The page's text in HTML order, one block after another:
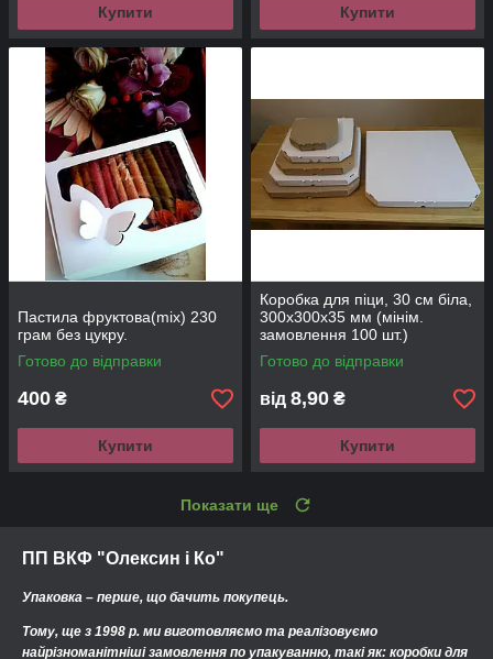
Купити Купити
Пастила фруктова(mіх) 230
грам без цукру.
Готово до відправки
400 ₴
Купити
Коробка для піци, 30 см біла,
300х300х35 мм (мінім.
замовлення 100 шт.)
Відправка після погодження з
клієнтом
Готово до відправки
від 8,90 ₴
Купити
Показати ще
ПП ВКФ "Олексин і Ко"
Упаковка – перше, що бачить покупець.
Тому, ще з 1998 р. ми виготовляємо та реалізовуємо
найрізноманітніші замовлення по упакуванню, такі як: коробки для